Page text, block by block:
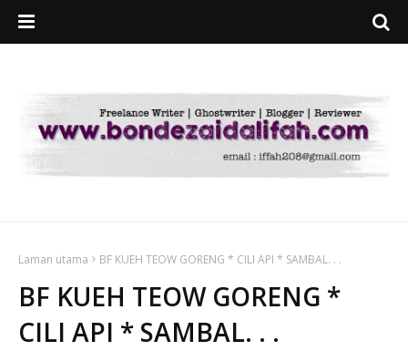
Laman utama BF KUEH TEOW GORENG * CILI API * SAMBAL. . .
BF KUEH TEOW GORENG *
CILI API * SAMBAL. . .